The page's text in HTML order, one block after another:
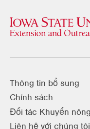
Thông tin bổ sung
Chính sách
Đối tác Khuyến
Liên hệ với chúng tôi